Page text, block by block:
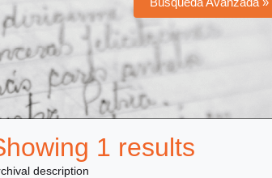
1 results
description